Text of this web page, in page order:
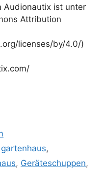
Audionautix ist unter
Attribution
licenses/by/4.0/)
gartenhaus,
, Geräteschuppen,